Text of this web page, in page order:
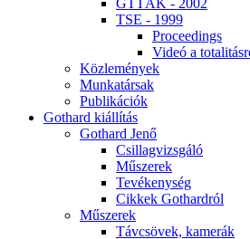
GT­TÁK - 2002
TSE - 1999
Pro­ce­e­dings
Vi­deó a
Köz­le­mé­nyek
Mun­ka­tár­sak
Pub­li­ká­ci­ók
Got­hard ki­ál­lí­tás
Got­hard Je­nő
Csil­lag­vizs­gá­ló
Mű­sze­rek
Te­vé­keny­ség
Cik­kek Got­hard­ról
Mű­sze­rek
Táv­csö­vek, ka­me­rák